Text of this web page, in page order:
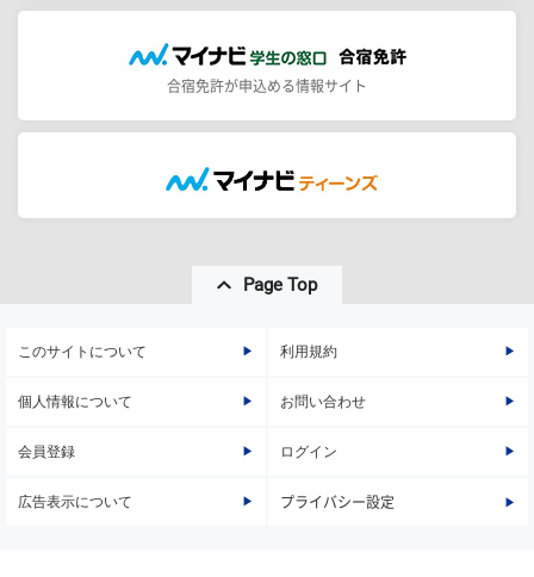
合宿免許が申込める情報サイト
Page Top
このサイトについて 利用規約
個人情報について お問い合わせ
会員登録 ログイン
広告表示について プライバシー設定